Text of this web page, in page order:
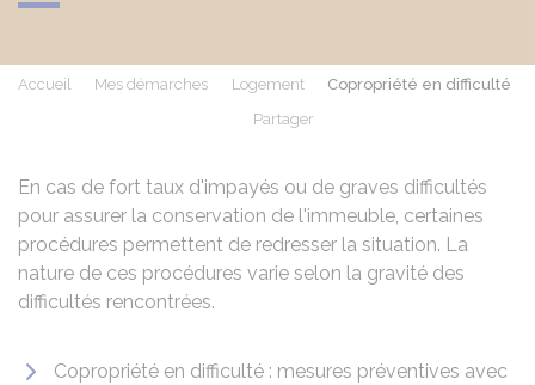
Accueil Mes démarches Logement
Copropriété en difficulté
Partager
En cas de fort taux d'impayés ou de graves difficultés
pour assurer la conservation de l'immeuble, certaines
procédures permettent de redresser la situation. La
nature de ces procédures varie selon la gravité des
difficultés rencontrées.
Copropriété en difficulté : mesures préventives avec